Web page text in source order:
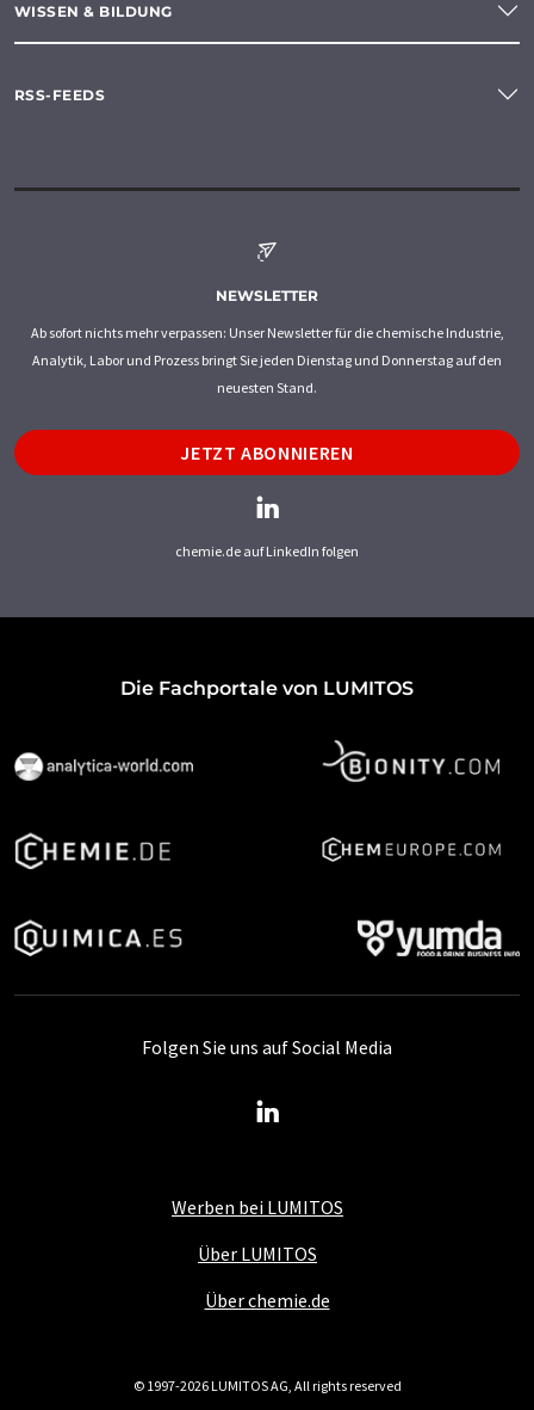
WISSEN & BILDUNG
RSS-FEEDS
NEWSLETTER
Ab sofort nichts mehr verpassen: Unser Newsletter für die chemische Industrie,
Analytik, Labor und Prozess bringt Sie jeden Dienstag und Donnerstag auf den
neuesten Stand.
JETZT ABONNIEREN
chemie.de auf LinkedIn folgen
Die Fachportale von LUMITOS
Werben bei LUMITOS
Über LUMITOS
Über chemie.de
Folgen Sie uns auf Social Media
© 1997-2026 LUMITOS AG, All rights reserved